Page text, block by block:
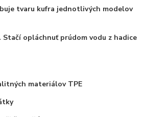
tvaru kufra jednotlivých modelov
Stačí opláchnuť prúdom vodu z hadice
materiálov TPE